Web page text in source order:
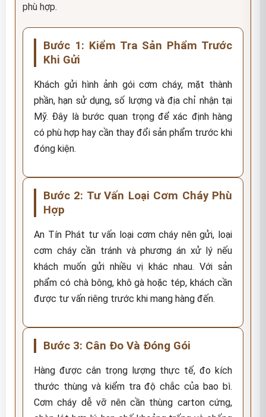
phù hợp.
Bước 1: Kiểm Tra Sản Phẩm Trước
Khi Gửi
Khách gửi hình ảnh gói cơm cháy, mặt thành
phần, hạn sử dụng, số lượng và địa chỉ nhận tại
Mỹ. Đây là bước quan trọng để xác định hàng
có phù hợp hay cần thay đổi sản phẩm trước khi
đóng kiện.
Bước 2: Tư Vấn Loại Cơm Cháy Phù
Hợp
An Tín Phát tư vấn loại cơm cháy nên gửi, loại
cơm cháy cần tránh và phương án xử lý nếu
khách muốn gửi nhiều vị khác nhau. Với sản
phẩm có chà bông, khô gà hoặc tép, khách cần
được tư vấn riêng trước khi mang hàng đến.
Bước 3: Cân Đo Và Đóng Gói
Hàng được cân trọng lượng thực tế, đo kích
thước thùng và kiểm tra độ chắc của bao bì.
Cơm cháy dễ vỡ nên cần thùng carton cứng,